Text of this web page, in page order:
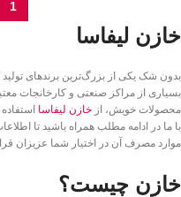
1
خازن لیفاسا
بدون شک یکی از بزرگ‌ترین برندهای
بسیاری از مراکز صنعتی و کارخانجات
محصولات خویش، از خازن لیفاسا
با ما در ادامه مطلب همراه باشید تا
موارد مصرف آن در اختیار شما عزیزان
خازن چیست؟